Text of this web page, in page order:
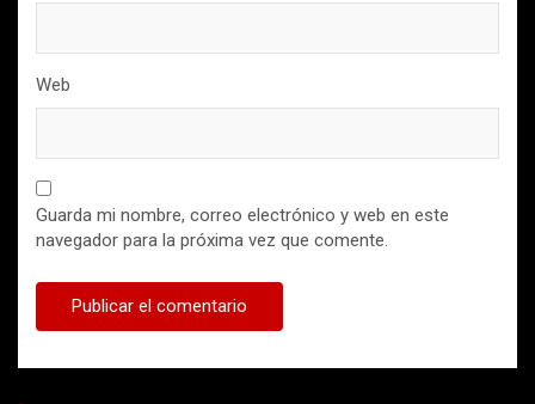
Web
Guarda mi nombre, correo electrónico y web en este
navegador para la próxima vez que comente.